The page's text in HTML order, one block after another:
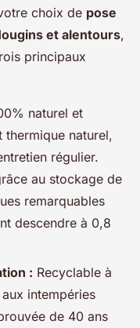
choix de pose
et alentours,
principaux
naturel et
thermique naturel,
régulier.
au stockage de
remarquables
descendre à 0,8
: Recyclable à
intempéries
de 40 ans